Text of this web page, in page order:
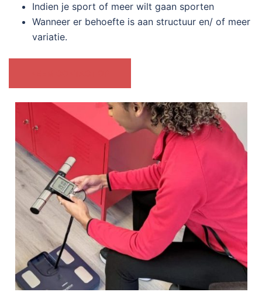
Indien je sport of meer wilt gaan sporten
Wanneer er behoefte is aan structuur en/ of meer
variatie.